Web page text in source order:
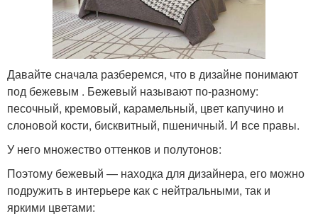
Давайте сначала разберемся, что в дизайне понимают
под бежевым . Бежевый называют по-разному:
песочный, кремовый, карамельный, цвет капучино и
слоновой кости, бисквитный, пшеничный. И все правы.
У него множество оттенков и полутонов:
Поэтому бежевый — находка для дизайнера, его можно
подружить в интерьере как с нейтральными, так и
яркими цветами: